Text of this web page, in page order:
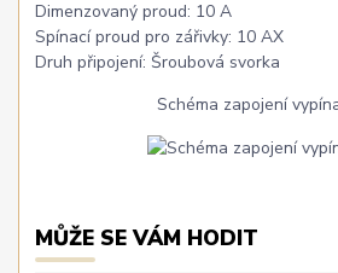
Dimenzovaný proud: 10 A
Spínací proud pro zářivky: 10 AX
Druh připojení: Šroubová svorka
Schéma zapojení
MŮŽE SE VÁM HODIT